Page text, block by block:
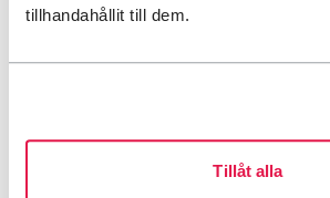
tillhandahållit till dem.
Tillåt alla